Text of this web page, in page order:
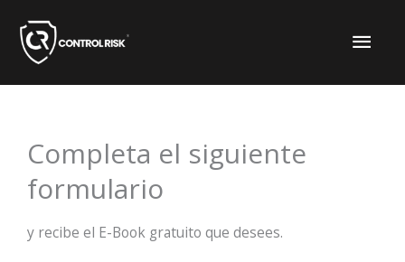
contenido
Completa el siguiente
formulario
y recibe el E-Book gratuito que desees.